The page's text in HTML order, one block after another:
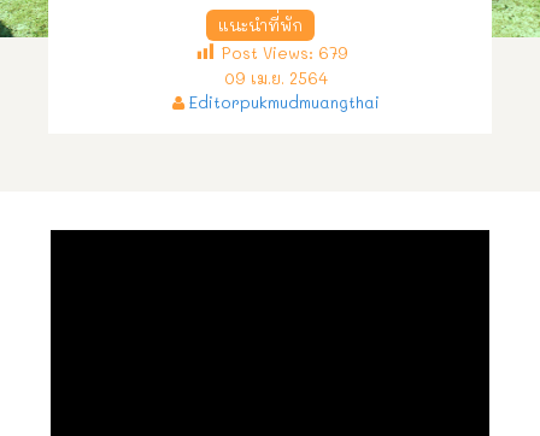
แนะนำที่พัก
Post Views: 679
09 เม.ย. 2564
Editorpukmudmuangthai